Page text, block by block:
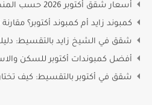
أسعار شقق أكتوبر 2026 حسب المنطقة: كيف تقارن قبل الشراء؟
كمبوند زايد أم كمبوند أكتوبر؟
شقق في الشيخ زايد بالتقسيط:
أفضل كمبوندات أكتوبر للسكن
شقق في أكتوبر بالتقسيط: كيف